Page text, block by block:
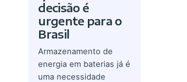
decisão é
urgente para o
Brasil
Armazenamento de
energia em baterias já é
uma necessidade